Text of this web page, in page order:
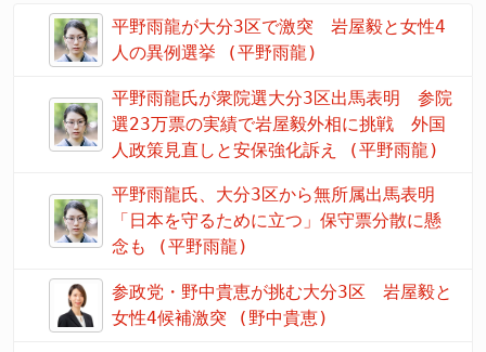
平野雨龍が大分3区で激突 岩屋毅と女性4
人の異例選挙 (平野雨龍)
平野雨龍氏が衆院選大分3区出馬表明 参院
選23万票の実績で岩屋毅外相に挑戦 外国
人政策見直しと安保強化訴え (平野雨龍)
平野雨龍氏、大分3区から無所属出馬表明
「日本を守るために立つ」保守票分散に懸
念も (平野雨龍)
参政党・野中貴恵が挑む大分3区 岩屋毅と
女性4候補激突 (野中貴恵)